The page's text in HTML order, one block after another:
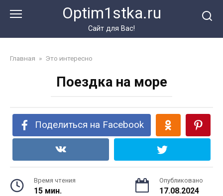
Optim1stka.ru
Сайт для Вас!
Главная » Это интересно
Поездка на море
Поделиться на Facebook
Время чтения
15 мин.
Опубликовано
17.08.2024